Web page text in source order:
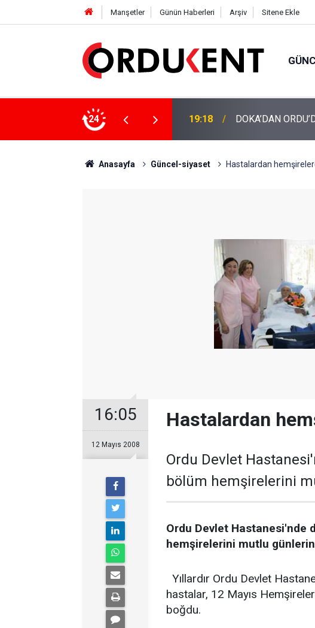
Manşetler Günün Haberleri Arşiv Sitene Ekle
24
4 MİLYON LİRAYA YAKIN DESTEK 12:46 YENİ PARTİ’NİN
Anasayfa Güncel-siyaset Hastalardan
16:05
12 Mayıs 2008
Hastalardan
Ordu Devlet
bölüm hemşirelerini
Ordu Devlet Hastanesi'nde
hemşirelerini mutlu
Yıllardır Ordu Devlet
hastalar, 12 Mayıs
boğdu.